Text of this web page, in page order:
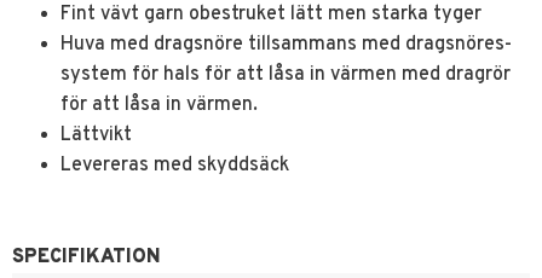
Fint vävt garn obestruket lätt men starka tyger
Huva med dragsnöre tillsammans med dragsnöres-
system för hals för att låsa in värmen med dragrör
för att låsa in värmen.
Lättvikt
Levereras med skyddsäck
SPECIFIKATION